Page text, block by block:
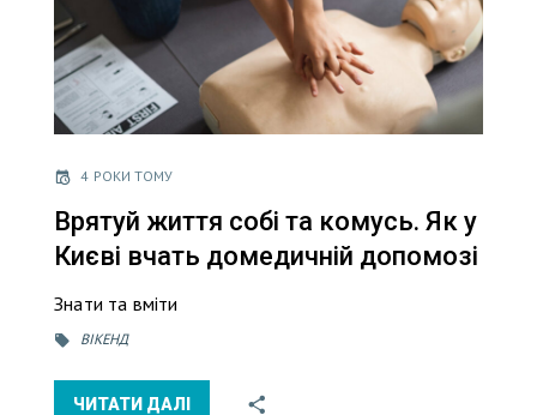
4 РОКИ ТОМУ
Врятуй життя собі та комусь. Як у
Києві вчать домедичній допомозі
Знати та вміти
ВІКЕНД
ЧИТАТИ ДАЛІ